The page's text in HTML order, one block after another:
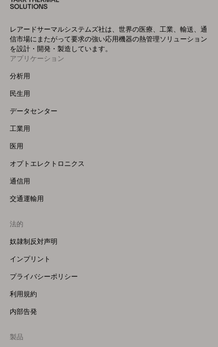
レアードサーマルシステムズ社は、世界の医療、工業、輸送、通
信市場にまたがって要求の強い応用機器の熱管理ソリューション
を設計・開発・製造しています。
Footer
Menu
アプリケーション
分析用
民生用
データセンター
工業用
医用
オプトエレクトロニクス
通信用
交通運輸用
法的
奴隷制反対声明
インプリント
プライバシーポリシー
利用規約
内部告発
Footer
製品